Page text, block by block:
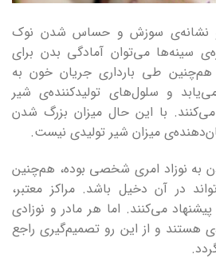
نشانه‌ی سوزش و حساس شدن نوک
سینه‌ها می‌توان آمادگی بدن برای
طی بارداری جریان خون به
و سلول‌های تولید‌کننده‌ی شیر
با این حال میزان بزرگ شدن
میزان شیر تولیدی نیست.
به نوزاد امری شخصی بوده، هم‌چنین
در آن دخیل باشد. مراکز معتبر،
می‌کنند. اما هر مادر و نوزادی
هستند و از این رو تصمیم‌گیری راجع